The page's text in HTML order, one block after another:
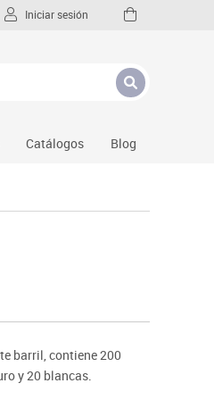
Iniciar sesión
Catálogos Blog
barril, contiene 200
y 20 blancas.